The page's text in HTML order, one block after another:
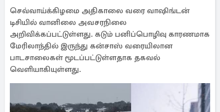
செவ்வாய்க்கிழமை அதிகாலை வரை வாஷிங்டன்
டிசியில் வானிலை அவசரநிலை
அறிவிக்கப்பட்டுள்ளது. கடும் பனிப்பொழிவு காரணமாக
மேரிலாந்தில் இருந்து கன்சாஸ் வரையிலான
பாடசாலைகள் மூடப்பட்டுள்ளதாக தகவல்
வெளியாகியுள்ளது.